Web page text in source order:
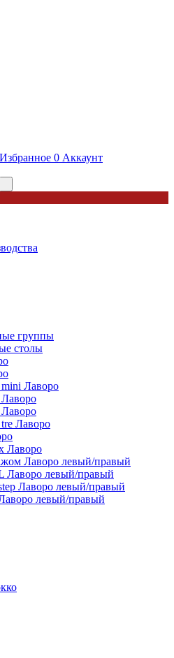
Избранное 0 Аккаунт
группы
столы
Лаворо
Лаворо
Лаворо
Лаворо левый/правый
Лаворо левый/правый
Лаворо левый/правый
левый/правый